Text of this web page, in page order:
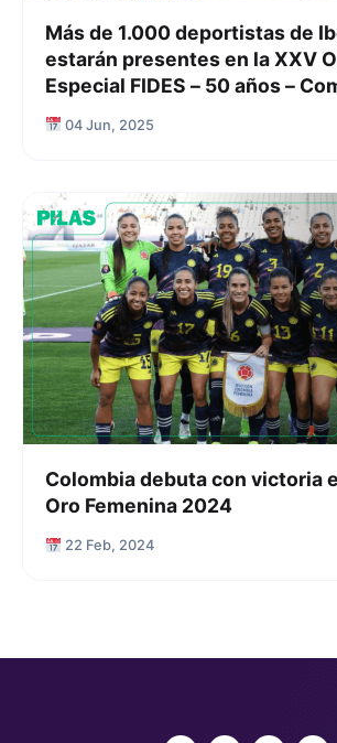
Más de 1.000 deportistas de
estarán presentes en la XXV
Especial FIDES – 50 años –
04 Jun, 2025
Colombia debuta con victoria
Oro Femenina 2024
22 Feb, 2024